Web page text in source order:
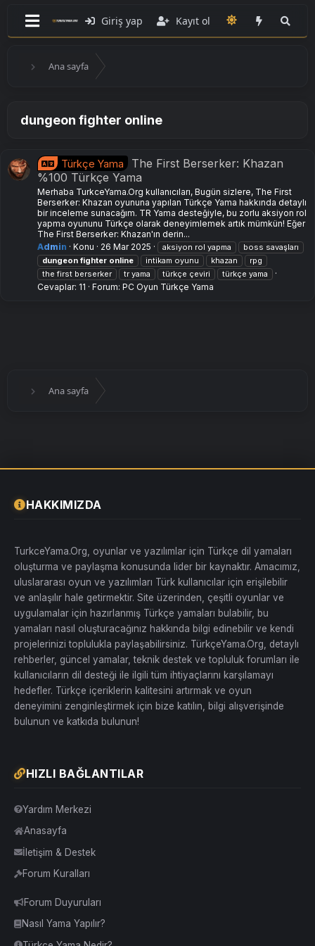
Giriş yap Kayıt ol
Ana sayfa
dungeon fighter online
Türkçe Yama
The First Berserker: Khazan
%100 Türkçe Yama
Merhaba TurkceYama.Org kullanıcıları, Bugün sizlere, The First
Berserker: Khazan oyununa yapılan Türkçe Yama hakkında detaylı
bir inceleme sunacağım. TR Yama desteğiyle, bu zorlu aksiyon rol
yapma oyununu Türkçe olarak deneyimlemek artık mümkün! Eğer
The First Berserker: Khazan'ın derin...
Admin
Konu 26 Mar 2025 aksiyon rol yapma
boss savaşları
dungeon fighter online intikam oyunu khazan
rpg
the first berserker
tr yama türkçe çeviri türkçe yama
Cevaplar: 11 Forum: PC Oyun Türkçe Yama
Ana sayfa
HAKKIMIZDA
TurkceYama.Org, oyunlar ve yazılımlar için Türkçe dil yamaları
oluşturma ve paylaşma konusunda lider bir kaynaktır. Amacımız,
uluslararası oyun ve yazılımları Türk kullanıcılar için erişilebilir
ve anlaşılır hale getirmektir. Site üzerinden, çeşitli oyunlar ve
uygulamalar için hazırlanmış Türkçe yamaları bulabilir, bu
yamaları nasıl oluşturacağınız hakkında bilgi edinebilir ve kendi
projelerinizi toplulukla paylaşabilirsiniz. TürkçeYama.Org, detaylı
rehberler, güncel yamalar, teknik destek ve topluluk forumları ile
kullanıcıların dil desteği ile ilgili tüm ihtiyaçlarını karşılamayı
hedefler. Türkçe içeriklerin kalitesini artırmak ve oyun
deneyimini zenginleştirmek için bize katılın, bilgi alışverişinde
bulunun ve katkıda bulunun!
HIZLI BAĞLANTILAR
Yardım Merkezi
Anasayfa
İletişim & Destek
Forum Kuralları
Forum Duyuruları
Nasıl Yama Yapılır?